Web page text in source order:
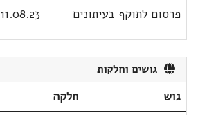
פרסום לתוקף בעיתונים
11.08.23
גושים וחלקות
גוש
חלקה